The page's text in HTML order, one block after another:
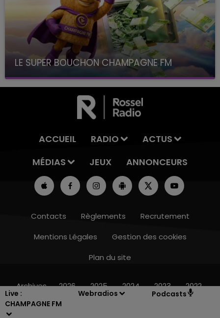
Live :
CHAMPAGNE FM
Webradios Podcasts
16h00 - 20h00
LE SUPER BOUCHON CHAMPAGNE FM
avec La Famille Champagne FM, à 8H10
ACCUEIL RADIO
ACTUS
MÉDIAS
JEUX ANNONCEURS
Contacts Règlements
Recrutement
Mentions Légales
Gestion des cookies
Plan du site
Archives 2026 2025 2024 2023 2022